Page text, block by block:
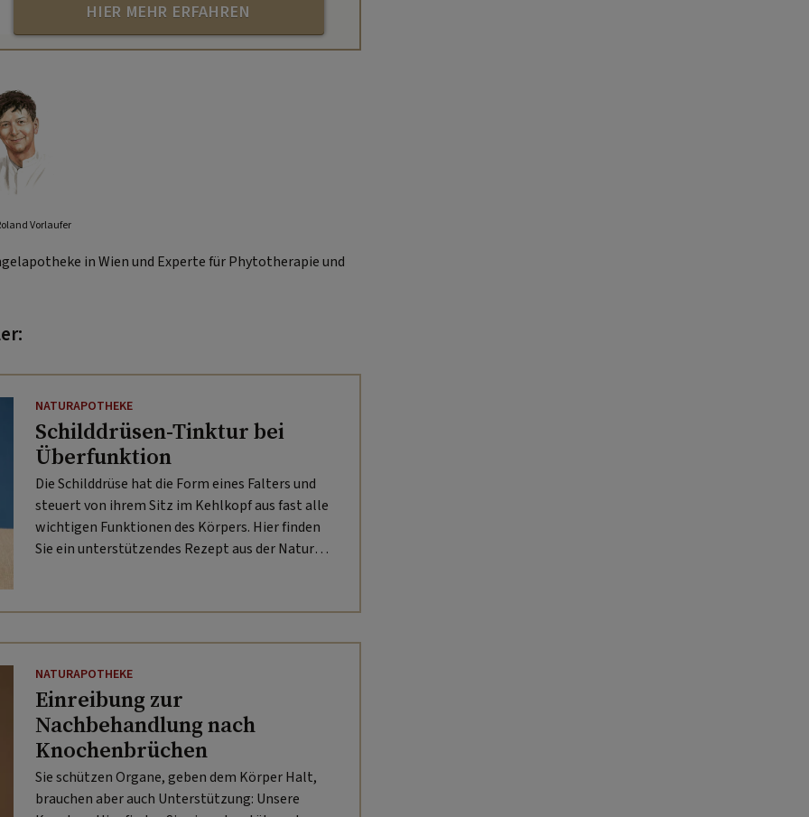
HIER MEHR ERFAHREN
Vorlaufer
in Wien und Experte für Phytotherapie und
NATURAPOTHEKE
Schilddrüsen-Tinktur bei
Überfunktion
Die Schilddrüse hat die Form eines Falters und
steuert von ihrem Sitz im Kehlkopf aus fast alle
wichtigen Funktionen des Körpers. Hier finden
Sie ein unterstützendes Rezept aus der Natur
NATURAPOTHEKE
Einreibung zur
Nachbehandlung nach
Knochenbrüchen
Sie schützen Organe, geben dem Körper Halt,
brauchen aber auch Unterstützung: Unsere